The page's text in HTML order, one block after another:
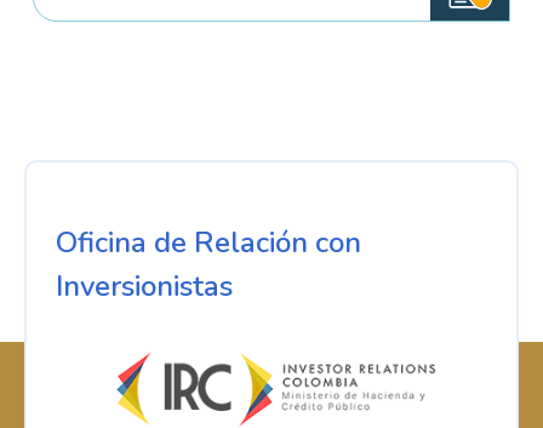
Oficina de Relación con
Inversionistas